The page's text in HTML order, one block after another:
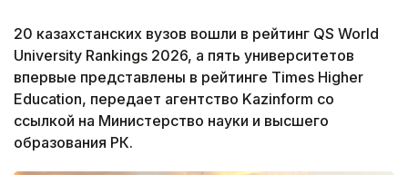
20 казахстанских вузов вошли в рейтинг QS World
University Rankings 2026, а пять университетов
впервые представлены в рейтинге Times Higher
Education, передает агентство Kazinform со
ссылкой на Министерство науки и высшего
образования РК.